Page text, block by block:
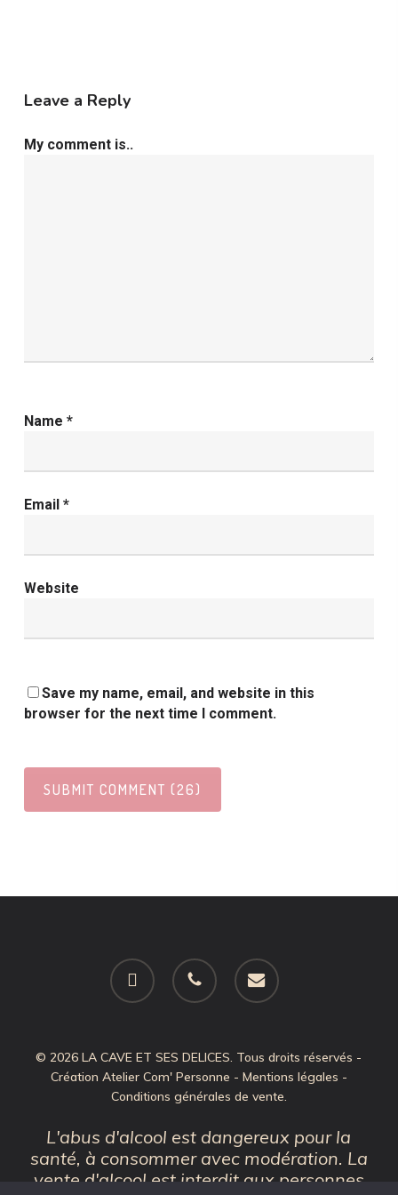
Leave a Reply
My comment is..
Name *
Email *
Website
Save my name, email, and website in this
browser for the next time I comment.
facebook phone email
© 2026 LA CAVE ET SES DELICES. Tous droits réservés -
Création Atelier Com' Personne - Mentions légales -
Conditions générales de vente.
L'abus d'alcool est dangereux pour la
santé, à consommer avec modération. La
vente d'alcool est interdit aux personnes